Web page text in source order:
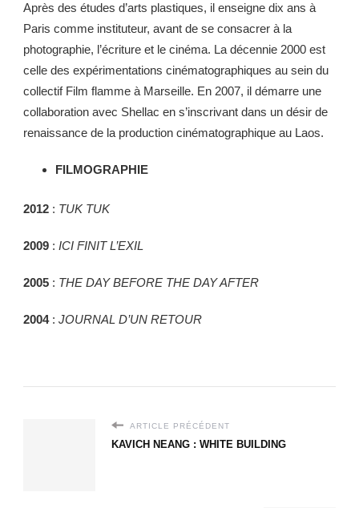
Après des études d’arts plastiques, il enseigne dix ans à
Paris comme instituteur, avant de se consacrer à la
photographie, l’écriture et le cinéma. La décennie 2000 est
celle des expérimentations cinématographiques au sein du
collectif Film flamme à Marseille. En 2007, il démarre une
collaboration avec Shellac en s’inscrivant dans un désir de
renaissance de la production cinématographique au Laos.
FILMOGRAPHIE
2012 : TUK TUK
2009 : ICI FINIT L’EXIL
2005 : THE DAY BEFORE THE DAY AFTER
2004 : JOURNAL D’UN RETOUR
ARTICLE PRÉCÉDENT
KAVICH NEANG : WHITE BUILDING